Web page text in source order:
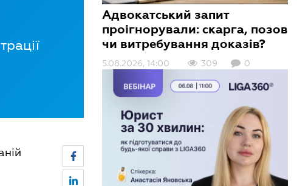
Адвокатський запит
проігнорували: скарга, позов
чи витребування доказів?
5.08.2026, 14:00 309 0